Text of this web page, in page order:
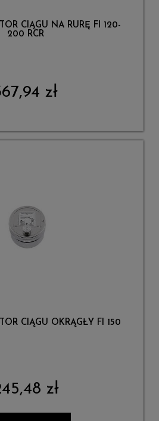
CIĄGU NA RURĘ FI 120-
200 RCR
zł
CIĄGU OKRĄGŁY FI 150
zł